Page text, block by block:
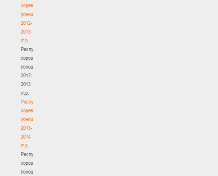
соревнования
(юноши)
2012-
2013
гг.р.
Республиканские
соревнования
(юноши)
2012-
2013
гг.р.
Республиканские
соревнования
(юноши)
2013-
2014
гг.р.
Республиканские
соревнования
(юноши)